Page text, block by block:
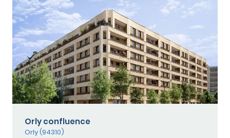
Orly confluence
Orly (94310)